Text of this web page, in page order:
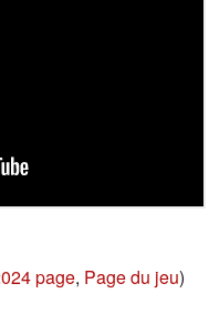
page, Page du jeu)